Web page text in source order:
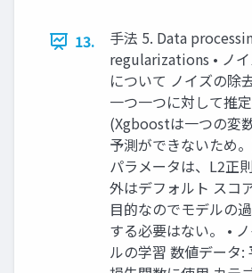
13.
⼿法 5. Data
regularizations • ノ
について ノイズの除
⼀つ⼀つに対して推定
(Xgboostは⼀つの変
予測ができないため
パラメータは、L2正
外はデフォルト スコ
⽬的なのでモデルの
する必要はない。 •
ルの学習 数値データ: